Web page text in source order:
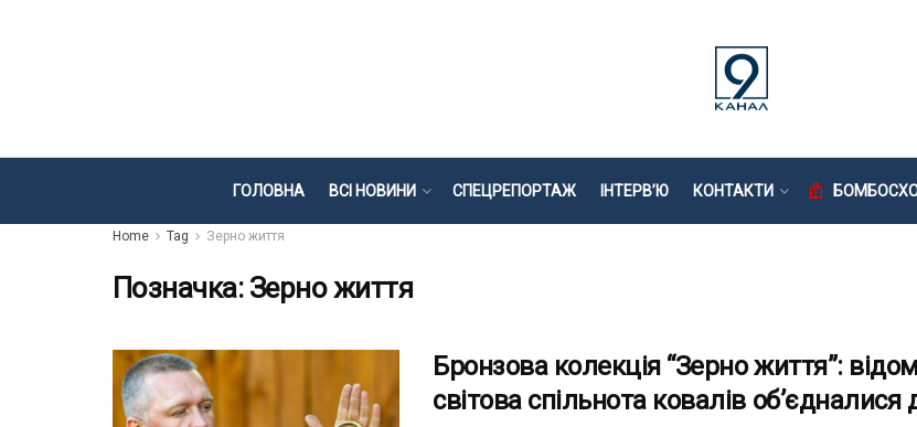
ГОЛОВНА ВСІ НОВИНИ СПЕЦРЕПОРТАЖ ІНТЕРВ’Ю КОНТАКТИ
Home Tag Зерно життя
Позначка: Зерно життя
Бронзова колекція “Зерно життя”:
світова спільнота ковалів